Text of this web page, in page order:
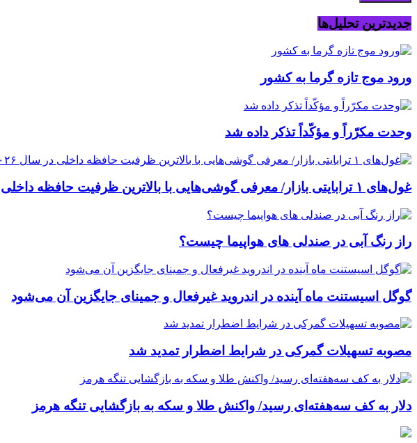
جدیدترین تحلیل‌ها
ورود موج تازه گرما به کشور
وحدت مکرّراً و مؤکّداً تذکر داده شد
غول‌های ۱ ترابایتی بازار/ معرفی گوشی‌هایی با بالاترین ظرفیت حافظه داخلی در سال ۲۰۲۶
راز رنگ آبی در صندلی های هواپیما چیست؟
گوگل اسیستنت ماه آینده در اندروید غیرفعال و جمینای جایگزین آن می‌شود
مصوبه تسهیلات گمرکی در شرایط اضطرار تمدید شد
دلار به کف سه‌هفته‌ای رسید/ واکنش طلا و سکه به بازگشایی تنگه هرمز